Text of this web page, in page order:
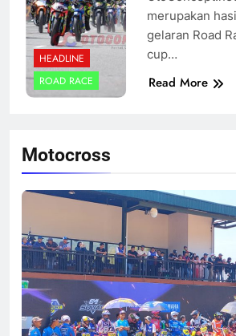
Motocross
HEADLINE
ROAD RACE
merupakan
gelaran Road
cup…
Read More